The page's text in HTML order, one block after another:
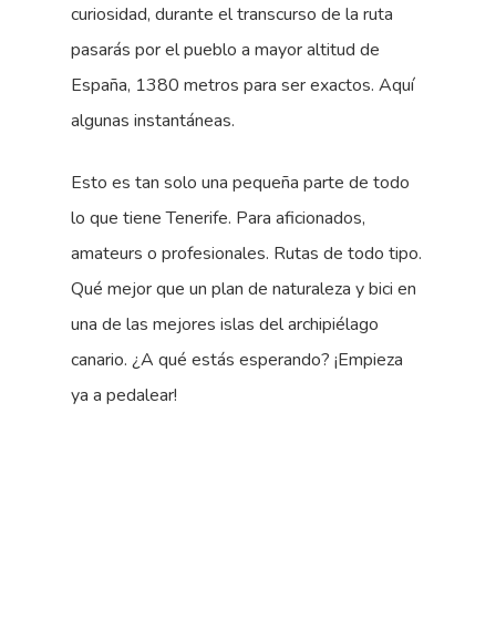
curiosidad, durante el transcurso de la ruta
pasarás por el pueblo a mayor altitud de
España, 1380 metros para ser exactos. Aquí
algunas instantáneas.
Esto es tan solo una pequeña parte de todo
lo que tiene Tenerife. Para aficionados,
amateurs o profesionales. Rutas de todo tipo.
Qué mejor que un plan de naturaleza y bici en
una de las mejores islas del archipiélago
canario. ¿A qué estás esperando? ¡Empieza
ya a pedalear!